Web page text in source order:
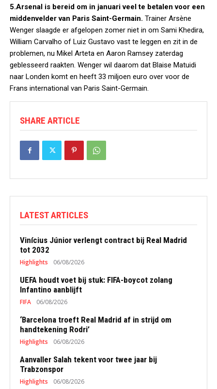
5.Arsenal is bereid om in januari veel te betalen voor een
middenvelder van Paris Saint-Germain. Trainer Arsène
Wenger slaagde er afgelopen zomer niet in om Sami Khedira,
William Carvalho of Luiz Gustavo vast te leggen en zit in de
problemen, nu Mikel Arteta en Aaron Ramsey zaterdag
geblesseerd raakten. Wenger wil daarom dat Blaise Matuidi
naar Londen komt en heeft 33 miljoen euro over voor de
Frans international van Paris Saint-Germain.
SHARE ARTICLE
LATEST ARTICLES
Vinícius Júnior verlengt contract bij Real Madrid
tot 2032
Highlights 06/08/2026
UEFA houdt voet bij stuk: FIFA-boycot zolang
Infantino aanblijft
FIFA 06/08/2026
‘Barcelona troeft Real Madrid af in strijd om
handtekening Rodri’
Highlights 06/08/2026
Aanvaller Salah tekent voor twee jaar bij
Trabzonspor
Highlights 06/08/2026